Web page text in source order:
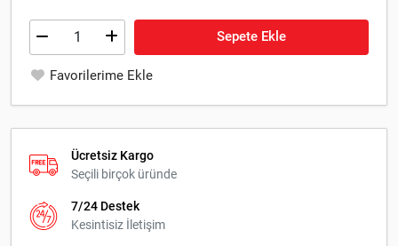
Sepete Ekle
Favorilerime Ekle
Ücretsiz Kargo
Seçili birçok üründe
7/24 Destek
Kesintisiz İletişim